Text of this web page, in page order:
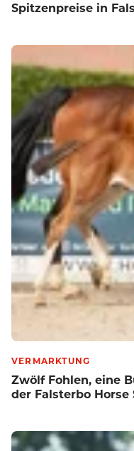
Spitzenpreise in
VERMARKTUNG
Zwölf Fohlen, eine
der Falsterbo Horse